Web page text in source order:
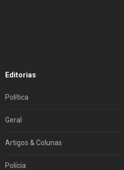
Editorias
Política
Geral
Artigos & Colunas
Polícia